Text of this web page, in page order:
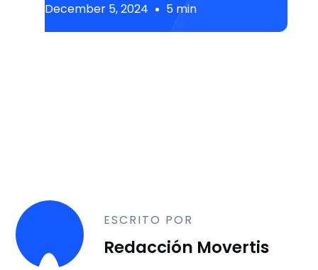
December 5, 2024 5 min
ESCRITO POR
Redacción Movertis